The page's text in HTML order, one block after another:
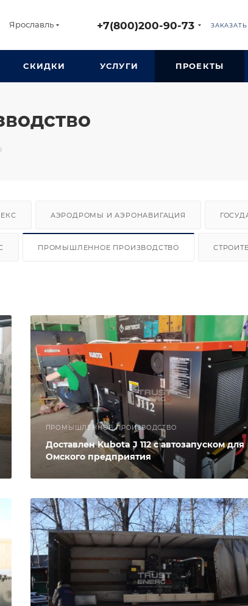
Ярославль +7(800)200-90-73
СКИДКИ УСЛУГИ ПРОЕКТЫ
АЭРОДРОМЫ И АЭРОНАВИГАЦИЯ
ПРОМЫШЛЕННОЕ ПРОИЗВОДСТВО
ПРОМЫШЛЕННОЕ ПРОИЗВОДСТВО
Доставлен Kubota J 112 с автозапуском для
Омского предприятия